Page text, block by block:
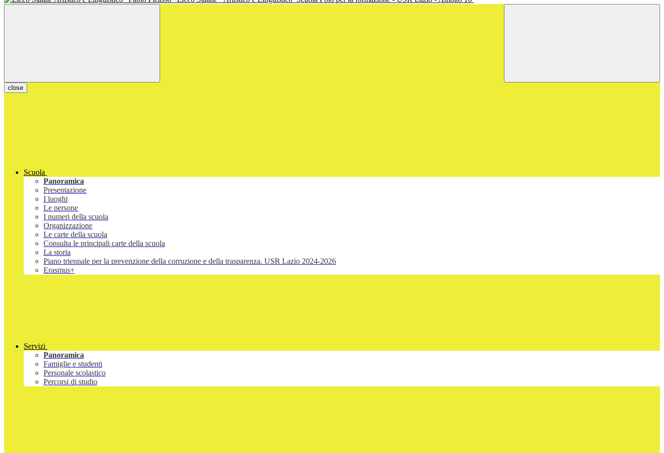
close
Scuola
Panoramica
Presentazione
I luoghi
Le persone
I numeri della scuola
Organizzazione
Le carte della scuola
Consulta le principali carte della scuola
La storia
Piano triennale per la prevenzione della corruzione e della trasparenza. USR Lazio 2024-2026
Erasmus+
Servizi
Panoramica
Famiglie e studenti
Personale scolastico
Percorsi di studio